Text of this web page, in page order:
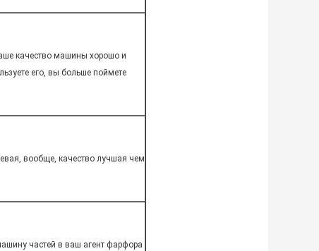
качество машины хорошо и
его, вы больше поймете
вообще, качество лучшая чем
частей в ваш агент фарфора